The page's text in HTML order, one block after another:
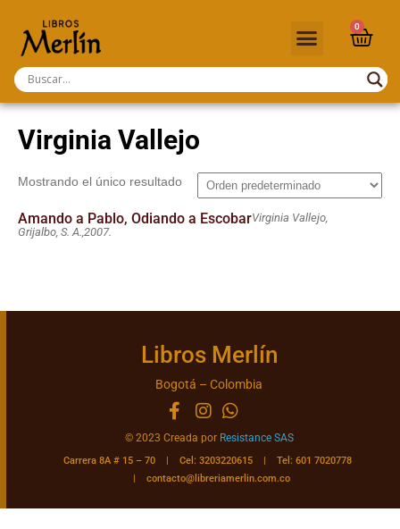
0
Virginia Vallejo
Mostrando el único resultado
Amando a Pablo, Odiando a EscobarVirginia Vallejo,
Grijalbo, S. A., 2007.
Libros Merlín
Bogotá – Colombia
© 2023 Creada por Resistance SAS
Carrera 8A # 15 – 70 | Cel: 3203220615 | Tel: 601 7020778
|contacto@libreriamerlin.com.co